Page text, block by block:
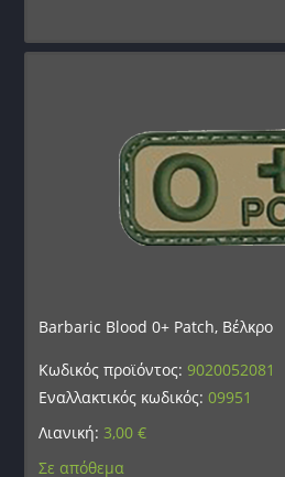
Barbaric Blood 0+ Patch, Βέλκρο
Κωδικός προϊόντος:9020052081
Εναλλακτικός κωδικός:09951
Λιανική: 3,00€
Σε απόθεμα